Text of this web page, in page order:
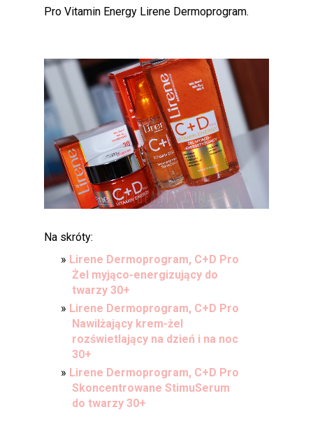
Pro Vitamin Energy Lirene Dermoprogram.
Na skróty:
Lirene Dermoprogram, C+D Pro
Żel myjąco-energizujący do
twarzy 30+
Lirene Dermoprogram, C+D Pro
Nawilżający krem-żel
rozświetlający na dzień i na noc
30+
Lirene Dermoprogram, C+D Pro
Skoncentrowane StimuSerum
do twarzy 30+